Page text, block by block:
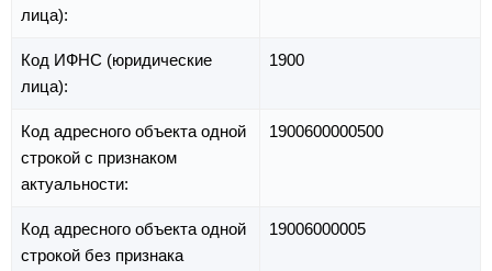
лица):
Код ИФНС (юридические
лица):
1900
Код адресного объекта одной
строкой с признаком
актуальности:
1900600000500
Код адресного объекта одной
строкой без признака
19006000005